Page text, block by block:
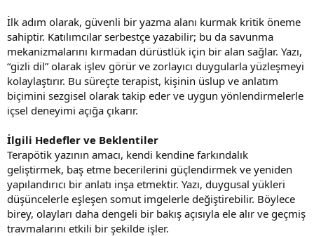
İlk adım olarak, güvenli bir yazma alanı kurmak kritik öneme
sahiptir. Katılımcılar serbestçe yazabilir; bu da savunma
mekanizmalarını kırmadan dürüstlük için bir alan sağlar. Yazı,
“gizli dil” olarak işlev görür ve zorlayıcı duygularla yüzleşmeyi
kolaylaştırır. Bu süreçte terapist, kişinin üslup ve anlatım
biçimini sezgisel olarak takip eder ve uygun yönlendirmelerle
içsel deneyimi açığa çıkarır.
İlgili Hedefler ve Beklentiler
Terapötik yazının amacı, kendi kendine farkındalık
geliştirmek, baş etme becerilerini güçlendirmek ve yeniden
yapılandırıcı bir anlatı inşa etmektir. Yazı, duygusal yükleri
düşüncelerle eşleşen somut imgelerle değiştirebilir. Böylece
birey, olayları daha dengeli bir bakış açısıyla ele alır ve geçmiş
travmalarını etkili bir şekilde işler.